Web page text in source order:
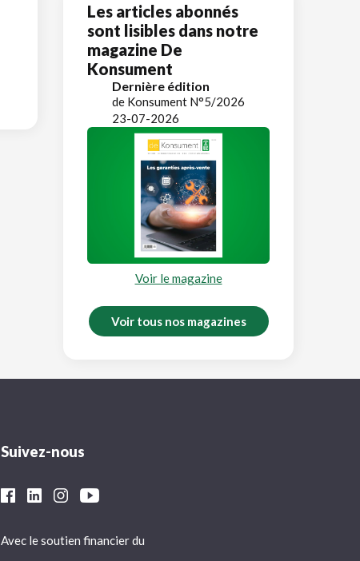
Les articles abonnés
sont lisibles dans notre
magazine De
Konsument
Dernière édition
de Konsument N°5/2026
23-07-2026
Voir le magazine
Voir tous nos magazines
Suivez-nous
Avec le soutien financier du